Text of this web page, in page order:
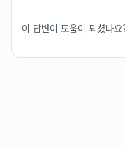
이 답변이 도움이 되셨나요